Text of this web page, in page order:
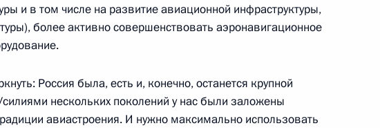
осмотра технических средств
назначения и объектов
и в том числе на развитие авиационной инфраструктуры,
более активно совершенствовать аэронавигационное
Россия была, есть и, конечно, останется крупной
нескольких поколений у нас были заложены
авиастроения. И нужно максимально использовать